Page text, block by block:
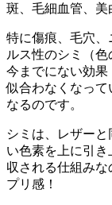
斑、毛細血管、美
特に傷痕、毛穴、
ルス性のシミ（
今までにない効果
似合わなくなって
なるのです。
シミは、レザー
い色素を上に引
収される仕組み
プリ感！